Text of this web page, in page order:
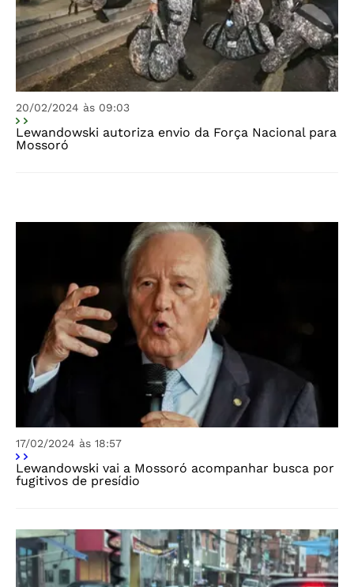
20/02/2024 às 09:03
Lewandowski autoriza envio da Força Nacional para
Mossoró
17/02/2024 às 18:57
Lewandowski vai a Mossoró acompanhar busca por
fugitivos de presídio